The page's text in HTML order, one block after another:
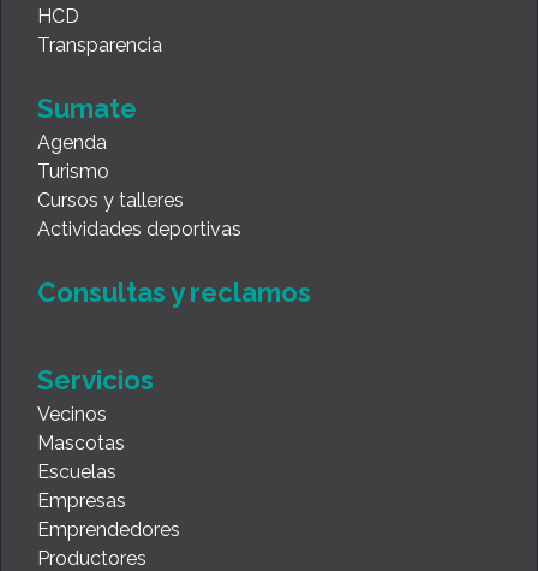
HCD
Transparencia
Sumate
Agenda
Turismo
Cursos y talleres
Actividades deportivas
Consultas y reclamos
Servicios
Vecinos
Mascotas
Escuelas
Empresas
Emprendedores
Productores